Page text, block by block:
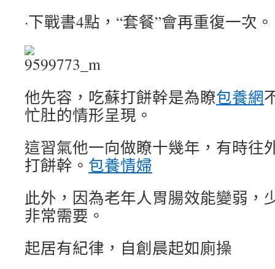
·下戰書4點，“套餐”會再重復一次。
他先容，吃蘇打餅幹是為瞭包養網
忙肚的情形呈現。
這習氣他一向做瞭十幾年，有時往
打餅幹。 包養情婦
此外，因為老年人胃腸效能變弱，
非常需要。
起居有紀律，自創晨起如廁操